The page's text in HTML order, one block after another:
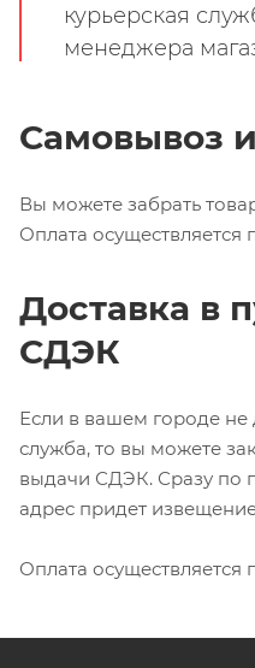
курьерская
менеджера
Самовывоз
Вы можете забрать
Оплата осуществляется
Доставка в
СДЭК
Если в вашем городе не
служба, то вы можете
выдачи СДЭК. Сразу по
адрес придет
Оплата осуществляется